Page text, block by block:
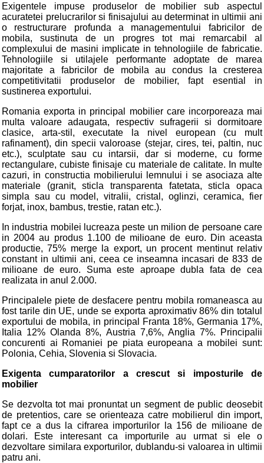
Exigentele impuse produselor de mobilier sub aspectul
acuratetei prelucrarilor si finisajului au determinat in ultimii ani
o restructurare profunda a managementului fabricilor de
mobila, sustinuta de un progres tot mai remarcabil al
complexului de masini implicate in tehnologiile de fabricatie.
Tehnologiile si utilajele performante adoptate de marea
majoritate a fabricilor de mobila au condus la cresterea
competitivitatii produselor de mobilier, fapt esential in
sustinerea exportului.
Romania exporta in principal mobilier care incorporeaza mai
multa valoare adaugata, respectiv sufragerii si dormitoare
clasice, arta-stil, executate la nivel european (cu mult
rafinament), din specii valoroase (stejar, cires, tei, paltin, nuc
etc.), sculptate sau cu intarsii, dar si moderne, cu forme
rectangulare, cubiste finisaje cu materiale de calitate. In multe
cazuri, in constructia mobilierului lemnului i se asociaza alte
materiale (granit, sticla transparenta fatetata, sticla opaca
simpla sau cu model, vitralii, cristal, oglinzi, ceramica, fier
forjat, inox, bambus, trestie, ratan etc.).
In industria mobilei lucreaza peste un milion de persoane care
in 2004 au produs 1.100 de milioane de euro. Din aceasta
productie, 75% merge la export, un procent mentinut relativ
constant in ultimii ani, ceea ce inseamna incasari de 833 de
milioane de euro. Suma este aproape dubla fata de cea
realizata in anul 2.000.
Principalele piete de desfacere pentru mobila romaneasca au
fost tarile din UE, unde se exporta aproximativ 86% din totalul
exportului de mobila, in principal Franta 18%, Germania 17%,
Italia 12% Olanda 8%, Austria 7,6%, Anglia 7%. Principalii
concurenti ai Romaniei pe piata europeana a mobilei sunt:
Polonia, Cehia, Slovenia si Slovacia.
Exigenta cumparatorilor a crescut si imposturile de
mobilier
Se dezvolta tot mai pronuntat un segment de public deosebit
de pretentios, care se orienteaza catre mobilierul din import,
fapt ce a dus la cifrarea importurilor la 156 de milioane de
dolari. Este interesant ca importurile au urmat si ele o
dezvoltare similara exporturilor, dublandu-si valoarea in ultimii
patru ani.